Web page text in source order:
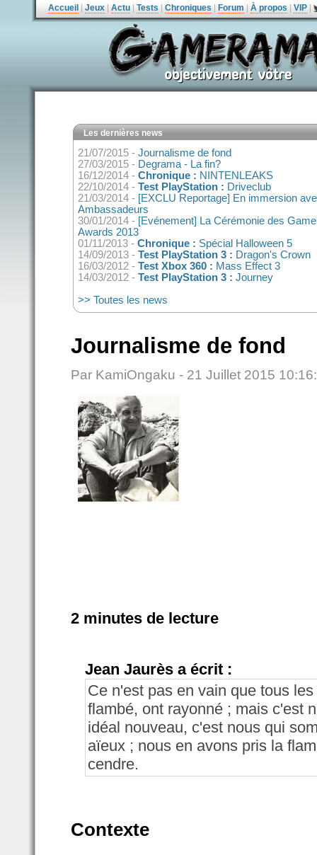
Accueil Jeux Actu Tests Chroniques Forum À propos VIP
Les dernières news
21/07/2015 - Journalisme de fond
27/03/2015 - Degrama - La fin?
16/12/2014 - Chronique : NINTENLEAKS
22/10/2014 - Test PlayStation : Driveclub
21/03/2014 - [EXCLU Reportage] En immersion
Ambassadeurs
30/01/2014 - [Evénement] La Cérémonie des
Awards 2013
01/11/2013 - Chronique : Spécial Halloween 5
14/09/2013 - Test PlayStation 3 : Dragon's Crown
16/03/2012 - Test Xbox 360 : Mass Effect 3
14/03/2012 - Test PlayStation 3 : Journey
>> Toutes les news
Journalisme de fond
Par KamiOngaku - 21 Juillet 2015
2 minutes de lecture
Jean Jaurès a écrit :
Ce n'est pas en vain que tous
flambé, ont rayonné ; mais c'est
idéal nouveau, c'est nous qui
aïeux ; nous en avons pris la
cendre.
Contexte